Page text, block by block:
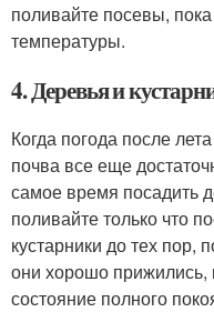
поливайте посевы,
температуры.
4. Деревья и
Когда погода после
почва все еще
самое время посадить
поливайте только что
кустарники до тех пор,
они хорошо прижились,
состояние полного